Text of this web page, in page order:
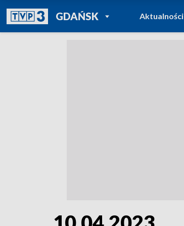
GDAŃSKPOWRÓT DO
TVP REGIONY
Aktualności